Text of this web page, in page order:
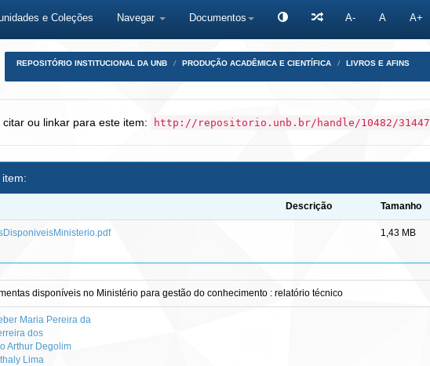
e Coleções Navegar Documentos A- A A+
REPOSITÓRIO INSTITUCIONAL DA UNB PRODUÇÃO ACADÊMICA E CIENTÍFICA LIVROS E AFINS
ou linkar para este item: http://repositorio.unb.br/handle/10482/31447
Descrição Tamanho
1,43 MB
disponíveis no Ministério para gestão do conhecimento : relatório técnico
Maria Pereira da
dos
Arthur Degolim
Lima